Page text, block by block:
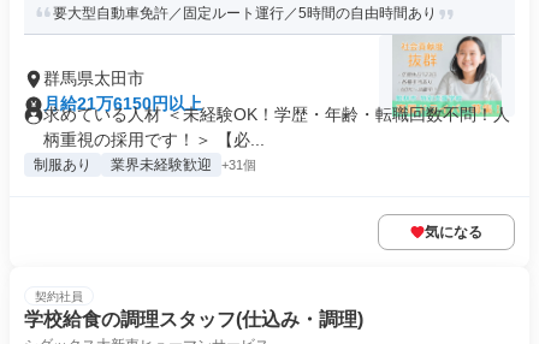
要大型自動車免許／固定ルート運行／5時間の自由時間あり
群馬県太田市
月給21万6150円以上
求めている人材 ＜未経験OK！学歴・年齢・転職回数不問！人
柄重視の採用です！＞ 【必...
制服あり 業界未経験歓迎 +31個
気になる
契約社員
学校給食の調理スタッフ(仕込み・調理)